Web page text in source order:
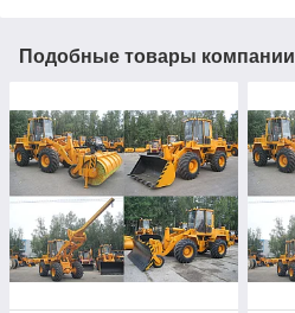
Подобные товары компании